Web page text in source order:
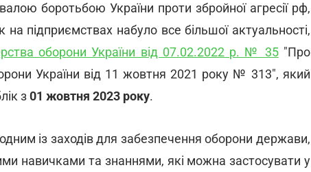
боротьбою України проти збройної агресії рф,
підприємствах набуло все більшої актуальності,
оборони України від 07.02.2022 р. № 35"Про
України від 11 жовтня 2021 року № 313", який
з01 жовтня 2023 року.
із заходів для забезпечення оборони держави,
навичками та знаннями, які можна застосувати у